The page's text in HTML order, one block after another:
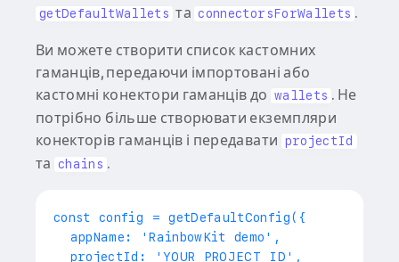
getDefaultWallets та connectorsForWallets .
Ви можете створити список кастомних
гаманців, передаючи імпортовані або
кастомні конектори гаманців до wallets . Не
потрібно більше створювати екземпляри
конекторів гаманців і передавати projectId
та chains .